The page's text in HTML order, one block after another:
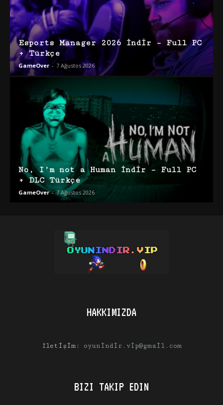
Esports Manager 2026 İndir – Full PC
+ Türkçe
GameOver - 7 Ağustos 2026
No, I’m not a Human İndir – Full PC
+ DLC Türkçe
GameOver - 7 Ağustos 2026
HAKKIMIZDA
İletişim: oyunindir.vip@gmail.com
BIZI TAKIP EDIN